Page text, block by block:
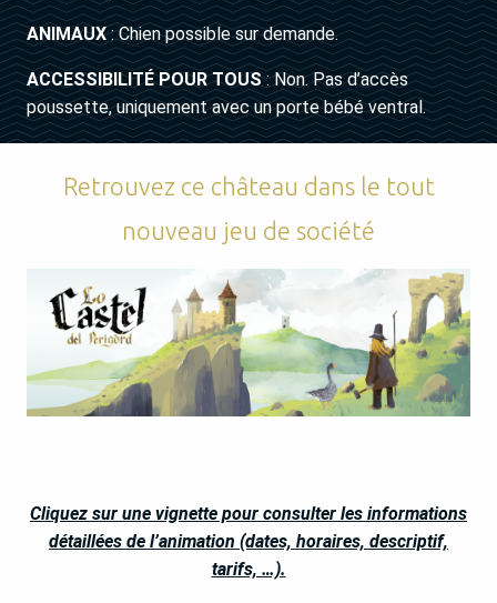
ANIMAUX: Chien possible sur demande.
ACCESSIBILITÉ POUR TOUS: Non. Pas d’accès
poussette, uniquement avec un porte bébé ventral.
Retrouvez ce château dans le tout
nouveau jeu de société
Cliquez sur une vignette pour consulter les informations
détaillées de l’animation (dates, horaires, descriptif,
tarifs, …).